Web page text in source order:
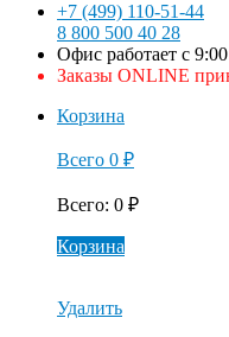
+7 (499) 110-51-44
8 800 500 40 28
Офис работает с
Заказы ONLINE
Корзина
Всего 0 ₽
Всего: 0 ₽
Корзина
Удалить